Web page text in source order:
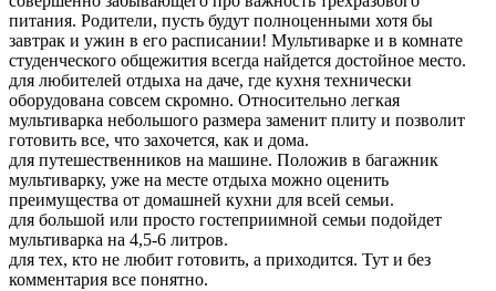
питания. Родители, пусть будут полноценными хотя бы
завтрак и ужин в его расписании! Мультиварке и в комнате
студенческого общежития всегда найдется достойное место.
для любителей отдыха на даче, где кухня технически
оборудована совсем скромно. Относительно легкая
мультиварка небольшого размера заменит плиту и позволит
готовить все, что захочется, как и дома.
для путешественников на машине. Положив в багажник
мультиварку, уже на месте отдыха можно оценить
преимущества от домашней кухни для всей семьи.
для большой или просто гостеприимной семьи подойдет
мультиварка на 4,5-6 литров.
для тех, кто не любит готовить, а приходится. Тут и без
комментария все понятно.